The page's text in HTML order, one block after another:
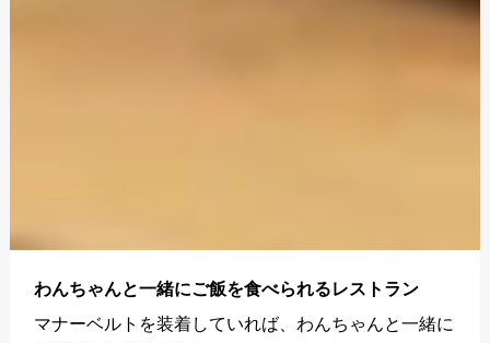
わんちゃんと一緒にご飯を食べられるレストラン
マナーベルトを装着していれば、わんちゃんと一緒に